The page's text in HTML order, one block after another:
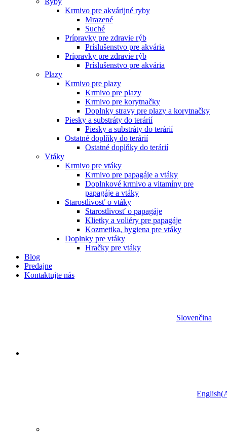
Krmivo pre akvárijné ryby
Mrazené
Suché
Prípravky pre zdravie rýb
Príslušenstvo pre akvária
Prípravky pre zdravie rýb
Príslušenstvo pre akvária
Plazy
Krmivo pre plazy
Krmivo pre plazy
Krmivo pre korytnačky
Doplnky stravy pre plazy a korytnačky
Piesky a substráty do terárií
Piesky a substráty do terárií
Ostatné doplňky do terárií
Ostatné doplňky do terárií
Vtáky
Krmivo pre vtáky
Krmivo pre papagáje a vtáky
Doplnkové krmivo a vitamíny pre
papagáje a vtáky
Starostlivosť o vtáky
Starostlivosť o papagáje
Klietky a voliéry pre papagáje
Kozmetika, hygiena pre vtáky
Doplnky pre vtáky
Hračky pre vtáky
Blog
Predajne
Kontaktujte nás
Slovenčina
English(